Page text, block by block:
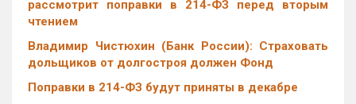
рассмотрит поправки в 214-ФЗ перед вторым
чтением
Владимир Чистюхин (Банк России): Страховать
дольщиков от долгостроя должен Фонд
Поправки в 214-ФЗ будут приняты в декабре